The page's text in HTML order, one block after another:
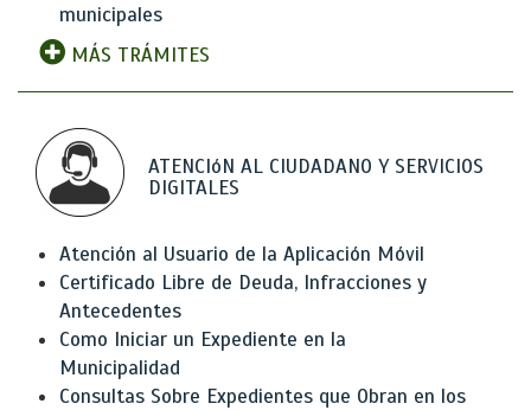
municipales
MÁS TRÁMITES
ATENCIóN AL CIUDADANO Y SERVICIOS
DIGITALES
Atención al Usuario de la Aplicación Móvil
Certificado Libre de Deuda, Infracciones y
Antecedentes
Como Iniciar un Expediente en la
Municipalidad
Consultas Sobre Expedientes que Obran en los